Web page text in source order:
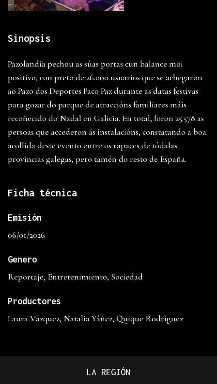
Sinopsis
Pazolandia pechou as súas portas cun balance moi
positivo, con preto de 26.000 usuarios que se achegaron
ao Pazo dos Deportes Paco Paz durante as datas festivas
para gozar do parque de atraccións familiares máis
recoñecido do Nadal en Galicia. En total, foron 25.578 as
persoas que accederon ás instalacións, constatando a boa
acollida deste evento entre os rapaces de tódalas
provincias galegas, pero tamén do resto de España.
Ficha técnica
Emisión
06/01/2026
Genero
Reportaje, Entretenimiento, Sociedad
Productores
Laura Vázquez, Natalia Yáñez, Quique Rodríguez
LA REGIÓN